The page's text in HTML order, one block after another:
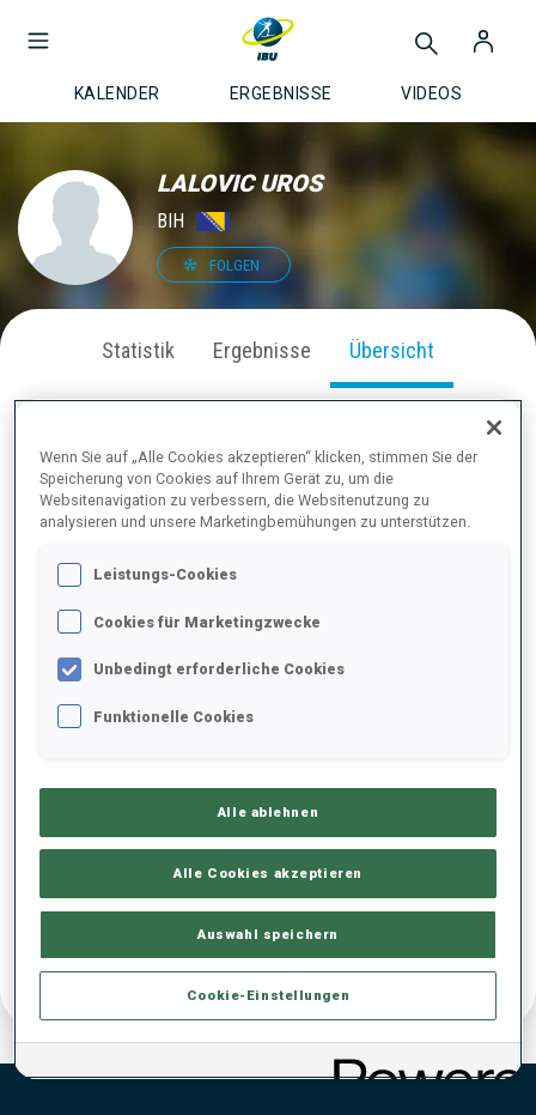
KALENDER ERGEBNISSE VIDEOS
LALOVIC UROS
BIH
FOLGEN
Statistik Ergebnisse Übersicht
INFO
GEBURTSTAG
Wenn Sie auf „Alle Cookies akzeptieren“ klicken, stimmen Sie der
Speicherung von Cookies auf Ihrem Gerät zu, um die
Websitenavigation zu verbessern, die Websitenutzung zu
analysieren und unsere Marketingbemühungen zu unterstützen.
Leistungs-Cookies
Cookies für Marketingzwecke
Unbedingt erforderliche Cookies
Funktionelle Cookies
Alle ablehnen
Alle Cookies akzeptieren
Auswahl speichern
Cookie-Einstellungen